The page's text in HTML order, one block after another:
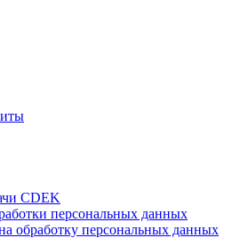
CDEK
персональных данных
обработку персональных данных